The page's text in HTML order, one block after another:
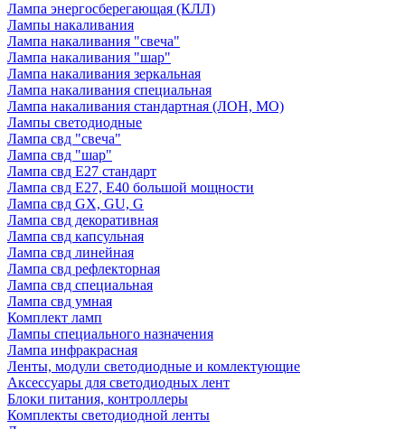
Лампа энергосберегающая (КЛЛ)
Лампы накаливания
Лампа накаливания "свеча"
Лампа накаливания "шар"
Лампа накаливания зеркальная
Лампа накаливания специальная
Лампа накаливания стандартная (ЛОН, МО)
Лампы светодиодные
Лампа свд "свеча"
Лампа свд "шар"
Лампа свд E27 стандарт
Лампа свд E27, Е40 большой мощности
Лампа свд GX, GU, G
Лампа свд декоративная
Лампа свд капсульная
Лампа свд линейная
Лампа свд рефлекторная
Лампа свд специальная
Лампа свд умная
Комплект ламп
Лампы специального назначения
Лампа инфракрасная
Ленты, модули светодиодные и комлектующие
Аксессуары для светодиодных лент
Блоки питания, контроллеры
Комплекты светодиодной ленты